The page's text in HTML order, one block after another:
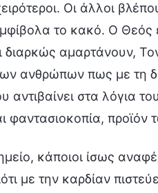
Οι άλλοι
το κακό. Ο Θεός
αμαρτάνουν, Τον
ανθρώπων πως με τη
αντιβαίνει στα λόγια
φαντασιοκοπία,
κάποιοι ίσως
με την καρδίαν